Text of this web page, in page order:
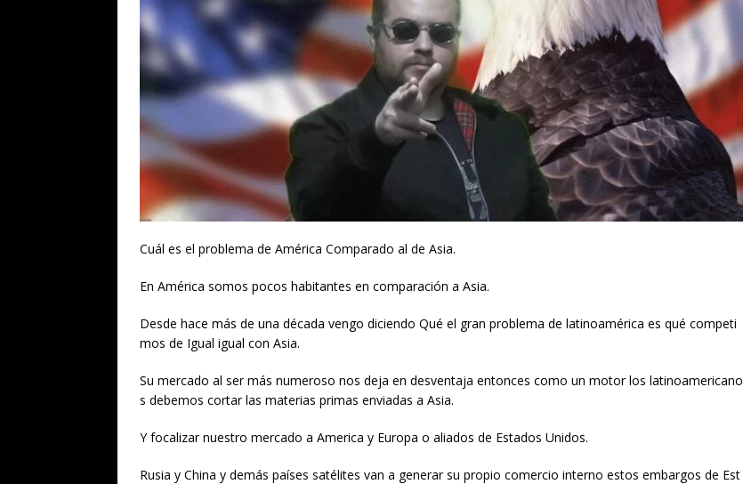
Cuál es el problema de América Comparado al de Asia.
En América somos pocos habitantes en comparación a Asia.
Desde hace más de una década vengo diciendo Qué el gran problema de latinoamérica es qué competi
mos de Igual igual con Asia.
Su mercado al ser más numeroso nos deja en desventaja entonces como un motor los latinoamericano
s debemos cortar las materias primas enviadas a Asia.
Y focalizar nuestro mercado a America y Europa o aliados de Estados Unidos.
Rusia y China y demás países satélites van a generar su propio comercio interno estos embargos de Est